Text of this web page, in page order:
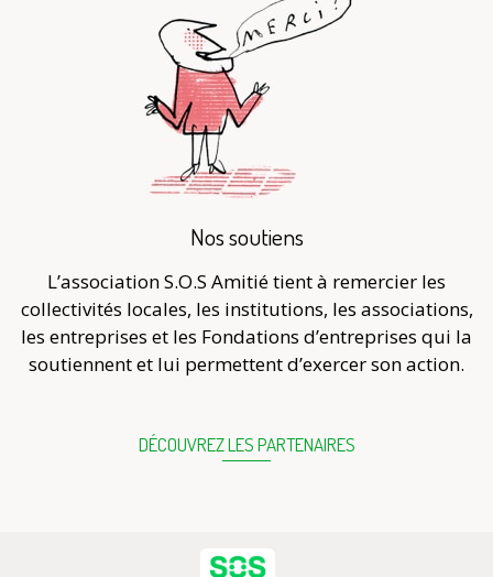
Nos soutiens
L’association S.O.S Amitié tient à remercier les
collectivités locales, les institutions, les associations,
les entreprises et les Fondations d’entreprises qui la
soutiennent et lui permettent d’exercer son action.
DÉCOUVREZ LES PARTENAIRES